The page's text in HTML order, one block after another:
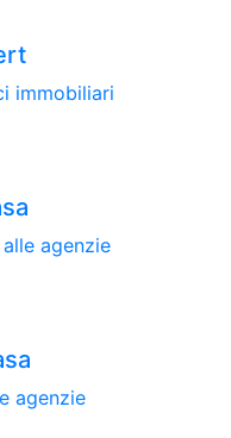
immobiliari
agenzie
agenzie